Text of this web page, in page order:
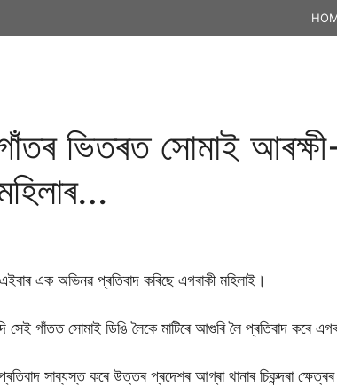
ভিতৰত সোমাই
এক অভিনৱ প্ৰতিবাদ কৰিছে এগৰাকী মহিলাই।
সেই গাঁতত সোমাই ডিঙি লৈকে মাটিৰে আগুৰি লৈ প্ৰতিবাদ কৰে
সাব্যস্ত কৰে উত্তৰ প্ৰদেশৰ আগ্ৰা থানাৰ চিকন্দৰা ক্ষেত্ৰৰ